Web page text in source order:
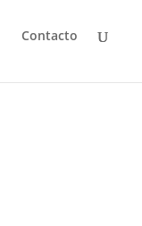
Contacto